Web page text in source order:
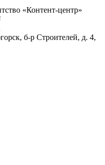
«Контент-центр»
б-р Строителей, д. 4,